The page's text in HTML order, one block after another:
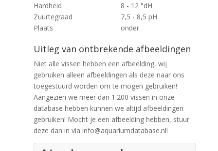
Hardheid
8 - 12 °dH
Zuurtegraad
7,5 - 8,5 pH
Plaats
onder
Uitleg van ontbrekende afbeeldingen
Niet alle vissen hebben een afbeelding, wij
gebruiken alleen afbeeldingen als deze naar ons
toegestuurd worden om te mogen gebruiken!
Aangezien we meer dan 1.200 vissen in onze
database hebben kunnen we altijd afbeeldingen
gebruiken! Mocht je een afbeelding hebben, stuur
deze dan in via info@aquariumdatabase.nl!